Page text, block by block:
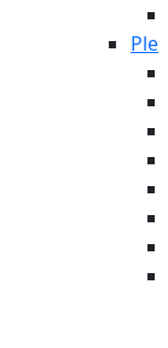
Ple